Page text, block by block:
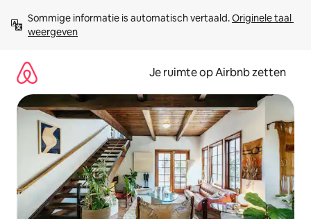
direct
naar
Sommige informatie is automatisch vertaald. Originele taal
weergeven
Je ruimte op Airbnb zetten